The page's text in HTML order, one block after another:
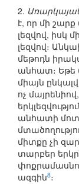
2.
է, որ մի
լեզվով, իսկ
լեզվով։
մեթոդն
անհատ։ Եթե
միայն
ոչ
անհատի մոտ
միտքը չի
տարբեր
ազգին8։